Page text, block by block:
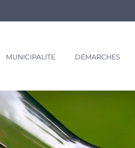
MUNICIPALITE DÉMARCHES